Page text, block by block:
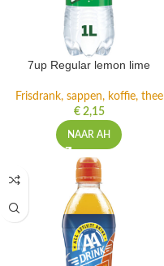
7up Regular lemon lime
Frisdrank, sappen, koffie, thee
€2,15
NAAR AH